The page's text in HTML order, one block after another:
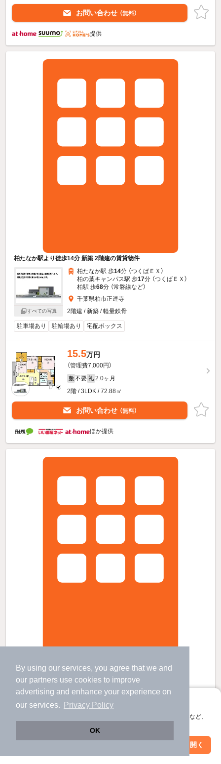
By using our services, you agree that we and
our partners use cookies to improve
advertising and enhance your experience on
our services.
Privacy Policy
OK
アプリに切り替えて、サクサクお部屋探し
会員登録なしですぐ使える。マップ検索やお気に入り保存など、
アプリを開く
お問い合わせ （無料）
提供
柏たなか駅より徒歩14分 新築 2階建の賃貸物件
すべての写真
柏たなか駅 歩14分 （つくばＥＸ）
柏の葉キャンパス駅 歩17分 （つくばＥＸ）
柏駅 歩68分 （常磐線など）
千葉県柏市正連寺
2階建 / 新築 / 軽量鉄骨
駐車場あり 駐輪場あり 宅配ボックス
15.5万円
（管理費7,000円）
敷 不要 礼 2.0ヶ月
2階 / 3LDK / 72.88㎡
お問い合わせ （無料）
ほか提供
すべての写真
柏たなか駅 歩14分 （つくばＥＸ）
柏の葉キャンパス駅 歩17
初石駅 歩 56 分 （東武野田線）
千葉県柏市正連寺
2階建 / 新築 / 軽量鉄骨
絞り込み条件を変更